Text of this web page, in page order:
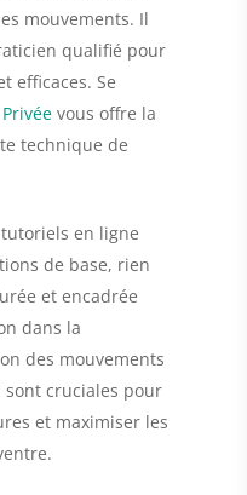
mouvements. Il
qualifié pour
efficaces. Se
vous offre la
technique de
en ligne
de base, rien
et encadrée
dans la
des mouvements
cruciales pour
et maximiser les